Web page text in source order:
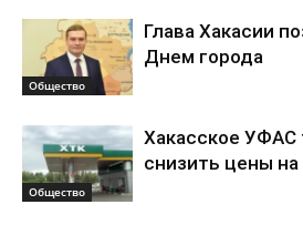
Общество
Глава Хакасии
Днем города
Общество
Хакасское УФАС
снизить цены на